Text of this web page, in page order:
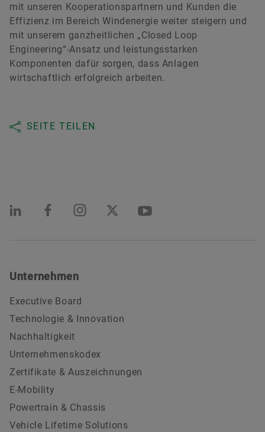
mit unseren Kooperationspartnern und Kunden die
Effizienz im Bereich Windenergie weiter steigern und
mit unserem ganzheitlichen „Closed Loop
Engineering“-Ansatz und leistungsstarken
Komponenten dafür sorgen, dass Anlagen
wirtschaftlich erfolgreich arbeiten.
SEITE TEILEN
Unternehmen
Executive Board
Technologie & Innovation
Nachhaltigkeit
Unternehmenskodex
Zertifikate & Auszeichnungen
E-Mobility
Powertrain & Chassis
Vehicle Lifetime Solutions